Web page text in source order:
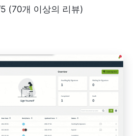
(70개 이상의 리뷰)